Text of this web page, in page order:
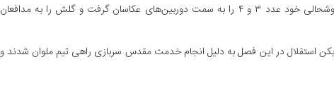
هم‌تیمی‌هایش را خوشحال کرد. او پس از خوشحالی خود عدد ۳ و ۴ را به سمت دوربین‌های عکاسان گرفت و گلش را به مدافعان
استقلال در این فصل به دلیل انجام خدمت مقدس سربازی راهی تیم ملوان شدند و